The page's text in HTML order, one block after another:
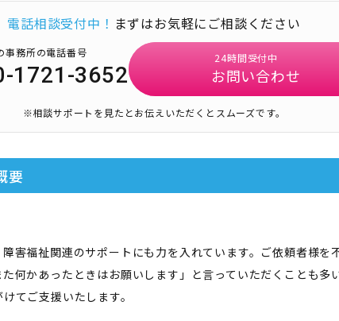
電話相談受付中！ まずはお気軽にご相談ください
事務所の電話番号
1721-3652
24時間受付中
お問い合わせ
※相談サポートを見たとお伝えいただくとスムーズです。
要
害福祉関連のサポートにも力を入れています。ご依頼者様を
何かあったときはお願いします」と言っていただくことも多
てご支援いたします。